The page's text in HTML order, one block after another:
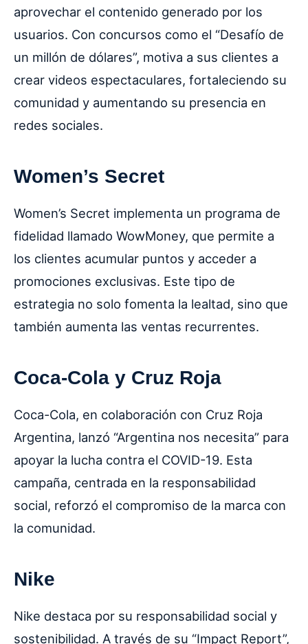
aprovechar el contenido generado por los
usuarios. Con concursos como el “Desafío de
un millón de dólares”, motiva a sus clientes a
crear videos espectaculares, fortaleciendo su
comunidad y aumentando su presencia en
redes sociales.
Women’s Secret
Women’s Secret implementa un programa de
fidelidad llamado WowMoney, que permite a
los clientes acumular puntos y acceder a
promociones exclusivas. Este tipo de
estrategia no solo fomenta la lealtad, sino que
también aumenta las ventas recurrentes.
Coca-Cola y Cruz Roja
Coca-Cola, en colaboración con Cruz Roja
Argentina, lanzó “Argentina nos necesita” para
apoyar la lucha contra el COVID-19. Esta
campaña, centrada en la responsabilidad
social, reforzó el compromiso de la marca con
la comunidad.
Nike
Nike destaca por su responsabilidad social y
sostenibilidad. A través de su “Impact Report”,